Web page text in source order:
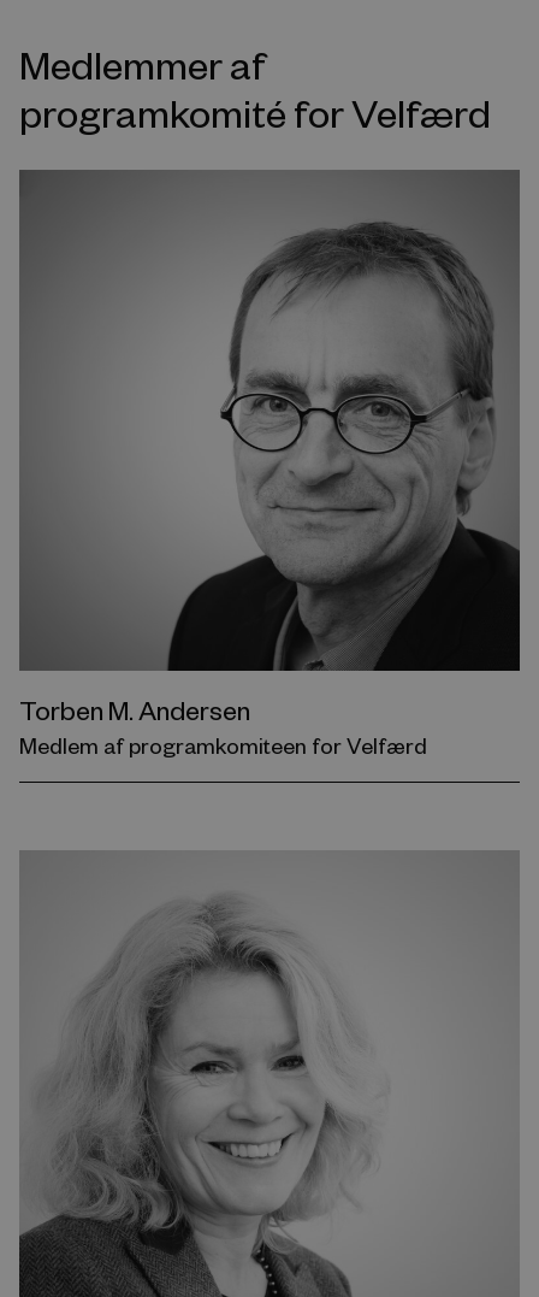
Medlemmer af
programkomité for Velfærd
Torben M. Andersen
Medlem af programkomiteen for Velfærd